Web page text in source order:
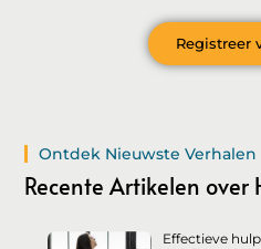
Registreer
Ontdek Nieuwste Verhalen
Recente Artikelen over
Effectieve